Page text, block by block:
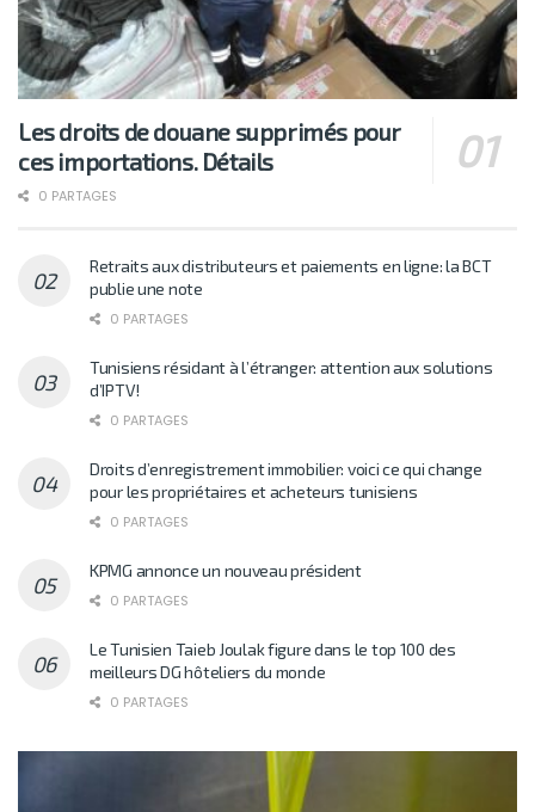
Les droits de douane supprimés pour
ces importations. Détails
0 PARTAGES
Retraits aux distributeurs et paiements en ligne: la BCT
publie une note
0 PARTAGES
Tunisiens résidant à l’étranger: attention aux solutions
d’IPTV!
0 PARTAGES
Droits d’enregistrement immobilier: voici ce qui change
pour les propriétaires et acheteurs tunisiens
0 PARTAGES
KPMG annonce un nouveau président
0 PARTAGES
Le Tunisien Taieb Joulak figure dans le top 100 des
meilleurs DG hôteliers du monde
0 PARTAGES